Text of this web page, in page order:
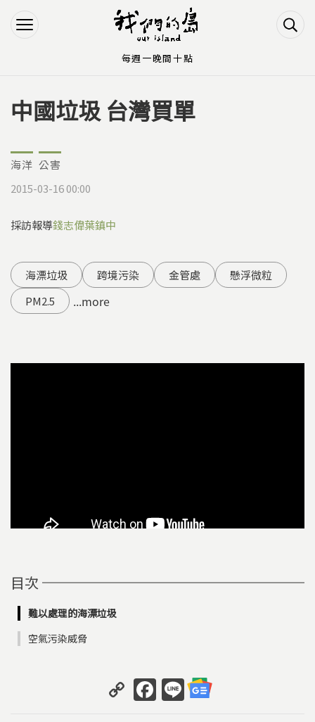
Jump to Navigation
Jump to Main content
您在這裡
中國垃圾 台灣買單
海洋 公害
2015-03-16 00:00
採訪報導錢志偉葉鎮中
海漂垃圾 跨境污染 金管處
懸浮微粒
PM2.5
...more
目次
難以處理的海漂垃圾
空氣污染威脅
C
o
F
a
Li
n
每週一晚間十點